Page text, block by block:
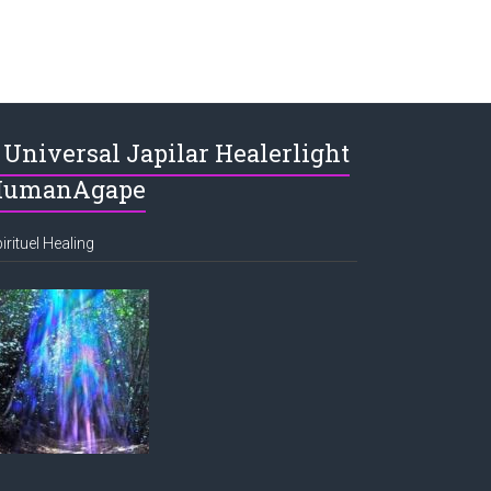
Universal Japilar Healerlight
Healing